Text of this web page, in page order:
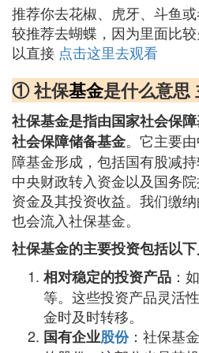
推荐你去花椒、虎牙、斗鱼
较推荐去蝴蝶，因为里面比
以直接 点击这里去观看
① 社保基金是什么意思
社保基金是指由国家社会保
社会保障储备基金。它主要
障基金形成，包括国有股减持
中央财政转入资金以及国务
资金及其投资收益。我们缴
也会流入社保基金。
社保基金的主要投资包括以
相对稳定的投资产品 ：
等。这些投资产品灵活
金时及时转移。
国有企业股份：社保基